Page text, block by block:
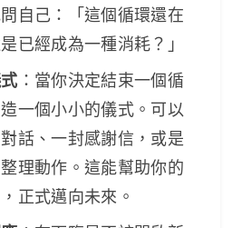
自己：「這個循環還在
已經成為一種消耗？」
：當你決定結束一個循
一個小小的儀式。可以
話、一封感謝信，或是
理動作。這能幫助你的
正式邁向未來。